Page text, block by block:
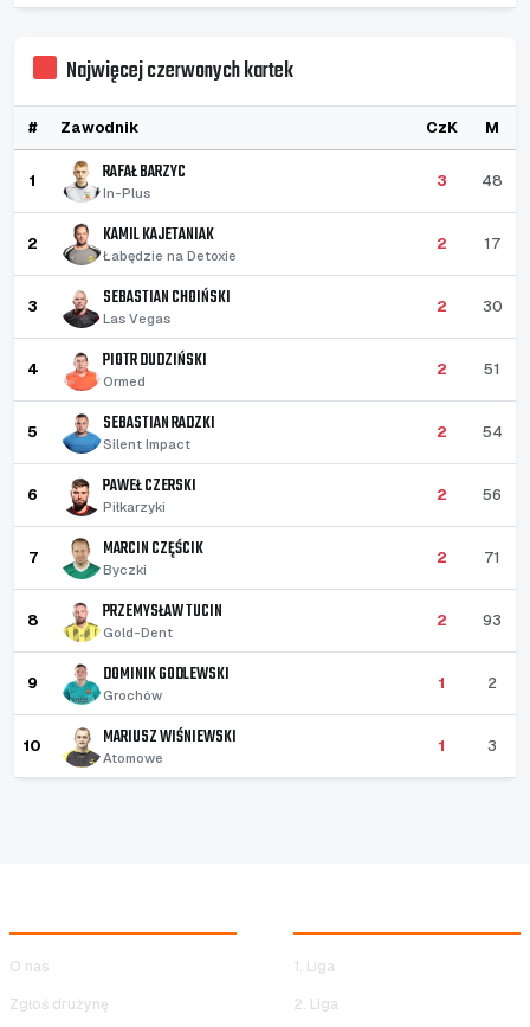
Najwięcej czerwonych kartek
# Zawodnik CzK M
1 RAFAŁ BARZYC
In-Plus
3 48
2 KAMIL KAJETANIAK
Łabędzie na Detoxie
2 17
3 SEBASTIAN CHOIŃSKI
Las Vegas
2 30
4 PIOTR DUDZIŃSKI
Ormed
2 51
5 SEBASTIAN RADZKI
Silent Impact
2 54
6 PAWEŁ CZERSKI
Piłkarzyki
2 56
7 MARCIN CZĘŚCIK
Byczki
2 71
8 PRZEMYSŁAW TUCIN
Gold-Dent
2 93
9 DOMINIK GODLEWSKI
Grochów
1 2
10 MARIUSZ WIŚNIEWSKI
Atomowe
1 3
O nas
Zgłoś drużynę
1. Liga
2. Liga